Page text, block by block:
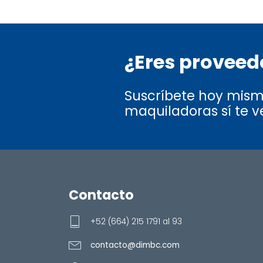
¿Eres
Suscríbete hoy
maquiladoras sí te
Contacto
+52 (664) 215 1791 al 93
contacto@dimbc.com